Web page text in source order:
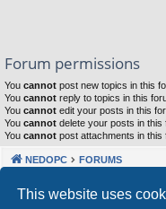
This website uses
Forum permissions
You cannot post new topics in this
You cannot reply to topics in this
You cannot edit your posts in this
You cannot delete your posts in this
You cannot post attachments in this
NEDOPC FORUMS
Powered by